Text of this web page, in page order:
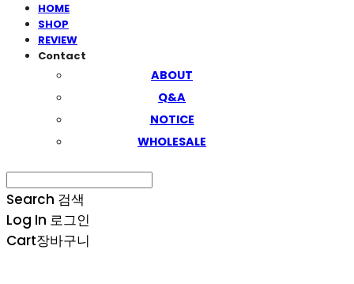
HOME
SHOP
REVIEW
Contact
ABOUT
Q&A
NOTICE
WHOLESALE
Search 검색
Log In 로그인
Cart장바구니